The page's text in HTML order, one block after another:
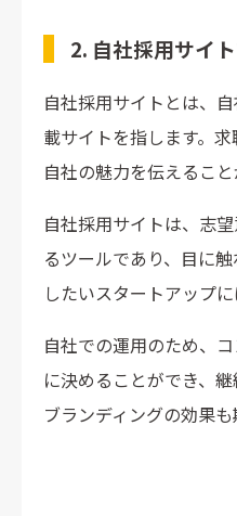
2. 自社採用サイ
自社採用サイトとは、
載サイトを指します。
自社の魅力を伝えること
自社採用サイトは、志
るツールであり、目に
したいスタートアップ
自社での運用のため、
に決めることができ、
ブランディングの効果も